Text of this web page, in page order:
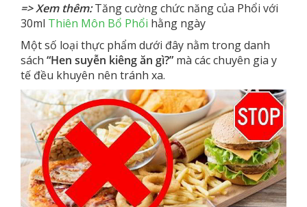
=> Xem thêm: Tăng cường chức năng của Phổi với
30ml Thiên Môn Bổ Phổi hằng ngày
Một số loại thực phẩm dưới đây nằm trong danh
sách “Hen suyễn kiêng ăn gì?” mà các chuyên gia y
tế đều khuyên nên tránh xa.